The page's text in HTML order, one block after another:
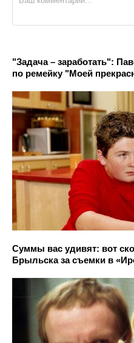
"Задача – заработать":
по ремейку "Моей
Суммы вас удивят: вот
Брыльска за съемки в